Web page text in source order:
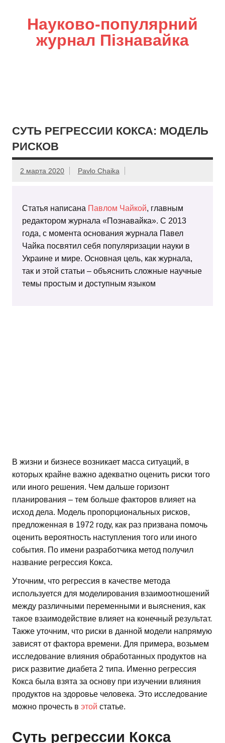
Науково-популярний
журнал Пізнавайка
СУТЬ РЕГРЕССИИ КОКСА: МОДЕЛЬ
РИСКОВ
2 марта 2020 Pavlo Chaika
Статья написана Павлом Чайкой, главным
редактором журнала «Познавайка». С 2013
года, с момента основания журнала Павел
Чайка посвятил себя популяризации науки в
Украине и мире. Основная цель, как журнала,
так и этой статьи – объяснить сложные научные
темы простым и доступным языком
В жизни и бизнесе возникает масса ситуаций, в
которых крайне важно адекватно оценить риски того
или иного решения. Чем дальше горизонт
планирования – тем больше факторов влияет на
исход дела. Модель пропорциональных рисков,
предложенная в 1972 году, как раз призвана помочь
оценить вероятность наступления того или иного
события. По имени разработчика метод получил
название регрессия Кокса.
Уточним, что регрессия в качестве метода
используется для моделирования взаимоотношений
между различными переменными и выяснения, как
такое взаимодействие влияет на конечный результат.
Также уточним, что риски в данной модели напрямую
зависят от фактора времени. Для примера, возьмем
исследование влияния обработанных продуктов на
риск развитие диабета 2 типа. Именно регрессия
Кокса была взята за основу при изучении влияния
продуктов на здоровье человека. Это исследование
можно прочесть в этой статье.
Суть регрессии Кокса